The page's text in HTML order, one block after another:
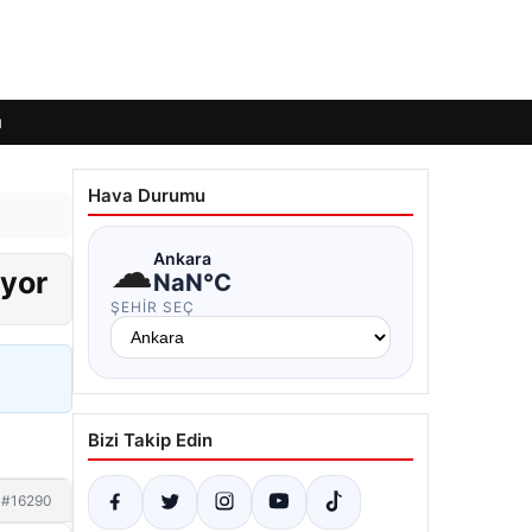
#16290
Hava Durumu
☁Ankara
NaN°C
ŞEHIR SEÇ
Bizi Takip Edin